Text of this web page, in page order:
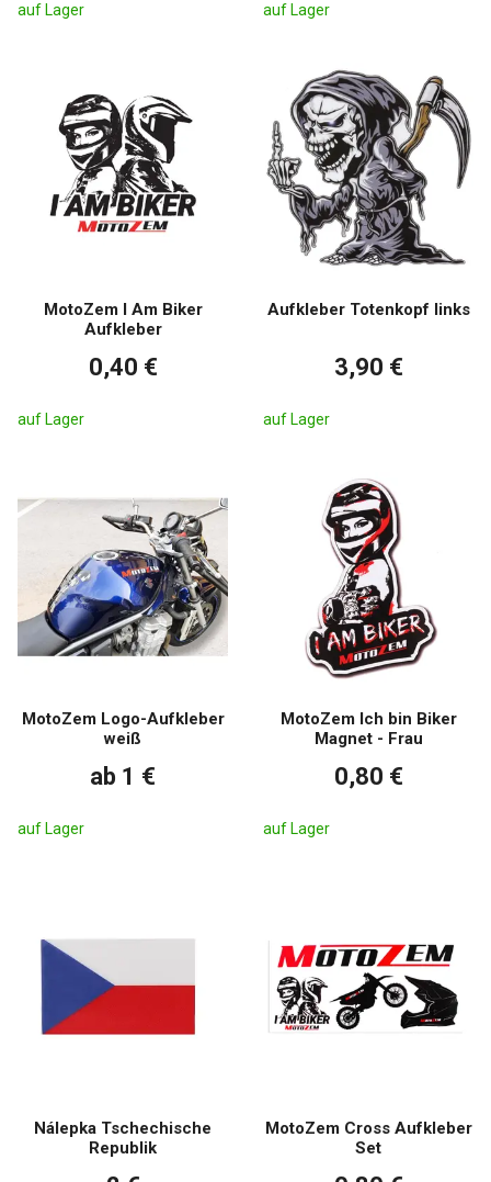
auf Lager auf Lager
MotoZem I Am Biker
Aufkleber
0,40 €
auf Lager
Aufkleber Totenkopf links
3,90 €
auf Lager
MotoZem Logo-Aufkleber
weiß
ab 1 €
auf Lager
MotoZem Ich bin Biker
Magnet - Frau
0,80 €
auf Lager
Nálepka Tschechische
Republik
MotoZem Cross Aufkleber
Set